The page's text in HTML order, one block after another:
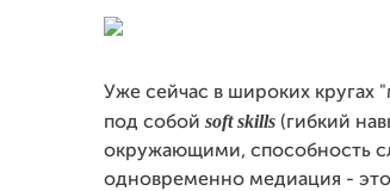
Уже сейчас в широких кругах
под собой soft skills (гибкий
окружающими, способность
одновременно медиация -